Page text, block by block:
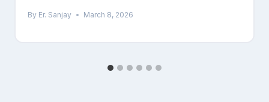
By Er. Sanjay March 8, 2026